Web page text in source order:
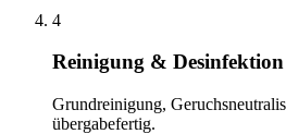
4
Reinigung & Desinfektion
Grundreinigung,
übergabefertig.